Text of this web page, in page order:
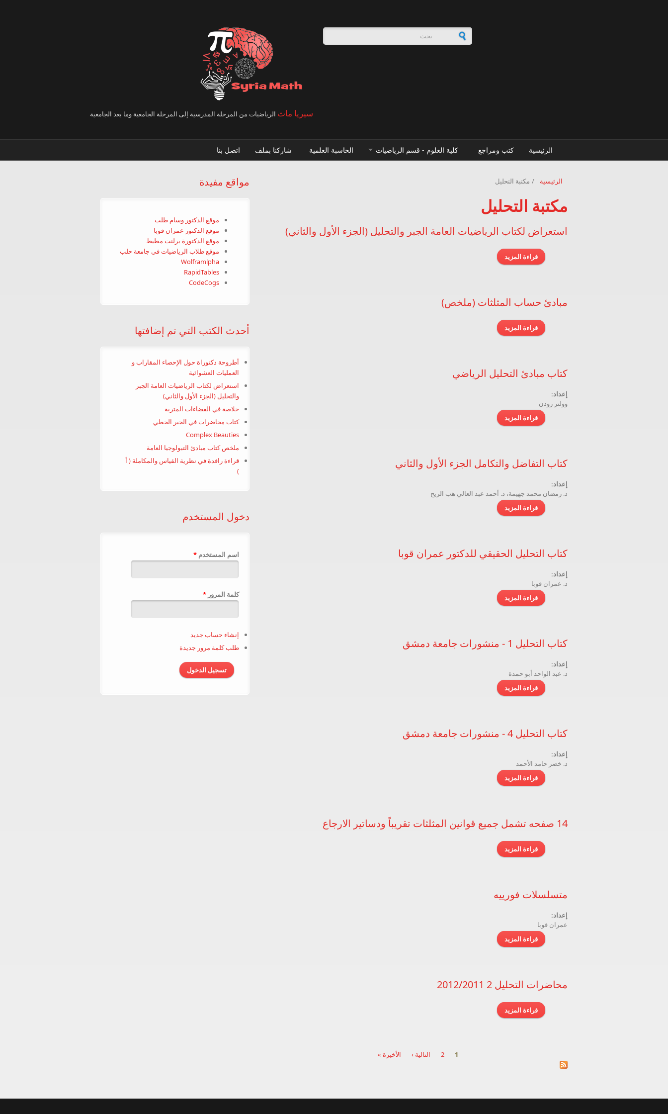
سيريا ماث الرياضيات من المرحلة المدرسية إلى المرحلة الجامعية وما بعد الجامعية
استمارة البحث
الرئيسية كتب ومراجع كلية العلوم - قسم الرياضيات الحاسبة العلمية شاركنا بملف اتصل بنا
مواقع مفيدة
موقع الدكتور وسام طلب
موقع الدكتور عمران قوبا
موقع الدكتورة برلنت مطيط
موقع طلاب الرياضيات في جامعة حلب
Wolframlpha
RapidTables
CodeCogs
أحدث الكتب التي تم إضافتها
أطروحة دكتوراة حول الإحصاء المقاراب و
العمليات العشوائية
استعراض لكتاب الرياضيات العامة الجبر
والتحليل (الجزء الأول والثاني)
خلاصة في الفضاءات المترية
كتاب محاضرات في الجبر الخطي
Complex Beauties
ملخص كتاب مبادئ التبولوجيا العامة
قراءة رافدة في نظرية القياس والمكاملة ( أ
)
دخول المستخدم
‏اسم المستخدم ‏ *
‏كلمة المرور ‏ *
إنشاء حساب جديد
طلب كلمة مرور جديدة
الرئيسية / مكتبة التحليل
مكتبة التحليل
استعراض لكتاب الرياضيات العامة الجبر والتحليل (الجزء الأول والثاني)
قراءة المزيد حول استعراض لكتاب الرياضيات العامة الجبر والتحليل (الجزء الأول والثاني)
مبادئ حساب المثلثات (ملخص)
قراءة المزيد حول مبادئ حساب المثلثات (ملخص)
كتاب مبادئ التحليل الرياضي
إعداد:
وولتر رودن
قراءة المزيد حول كتاب مبادئ التحليل الرياضي
كتاب التفاضل والتكامل الجزء الأول والثاني
إعداد:
د. رمضان محمد جهيمة، د. أحمد عبد العالي هب الريح
قراءة المزيد حول كتاب التفاضل والتكامل الجزء الأول والثاني
كتاب التحليل الحقيقي للدكتور عمران قوبا
إعداد:
د. عمران قوبا
قراءة المزيد حول كتاب التحليل الحقيقي للدكتور عمران قوبا
كتاب التحليل 1 - منشورات جامعة دمشق
إعداد:
د. عبد الواحد أبو حمدة
قراءة المزيد حول كتاب التحليل 1 - منشورات جامعة دمشق
كتاب التحليل 4 - منشورات جامعة دمشق
إعداد:
د. خضر حامد الأحمد
قراءة المزيد حول كتاب التحليل 4 - منشورات جامعة دمشق
14 صفحه تشمل جميع قوانين المثلثات تقريباً ودساتير الارجاع
قراءة المزيد حول 14 صفحه تشمل جميع قوانين المثلثات تقريباً ودساتير الارجاع
متسلسلات فورييه
إعداد:
عمران قوبا
قراءة المزيد حول متسلسلات فورييه
محاضرات التحليل 2 2012/2011
قراءة المزيد حول محاضرات التحليل 2 2012/2011
الصفحات
1
2 التالية › الأخيرة »